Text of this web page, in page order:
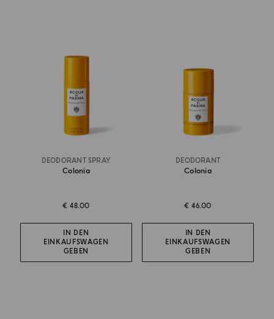
DEODORANT SPRAY
Colonia
€ 48.00
IN DEN
EINKAUFSWAGEN
GEBEN
DEODORANT
Colonia
€ 46.00
IN DEN
EINKAUFSWAGEN
GEBEN